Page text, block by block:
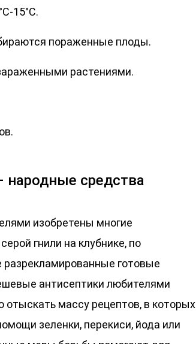
15°C.
пораженные плоды.
растениями.
народные средства
изобретены многие
гнили на клубнике, по
готовые
антисептики любителями
массу рецептов, в которых
зеленки, перекиси, йода или